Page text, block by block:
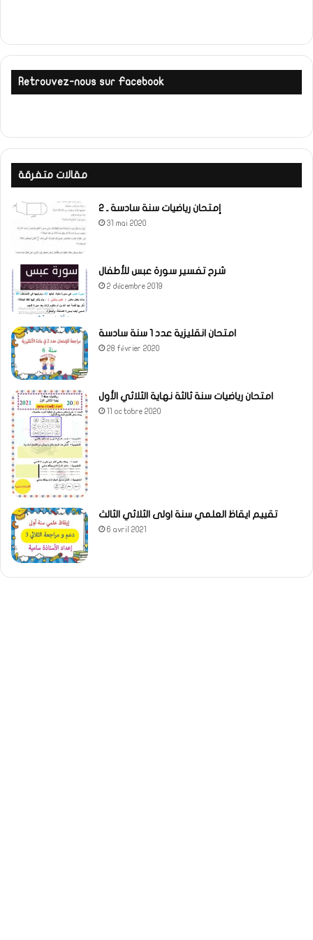
Retrouvez-nous sur Facebook
مقالات متفرقة
إمتحان رياضيات سنة سادسة ـ 2
31 mai 2020
شرح تفسير سورة عبس للأطفال
2 décembre 2019
امتحان انقليزية عدد 1 سنة سادسة
28 février 2020
امتحان رياضيات سنة ثالثة نهاية الثلاثي الأول
11 octobre 2020
تقييم ايقاظ العلمي سنة اولى الثلاثي الثالث
6 avril 2021